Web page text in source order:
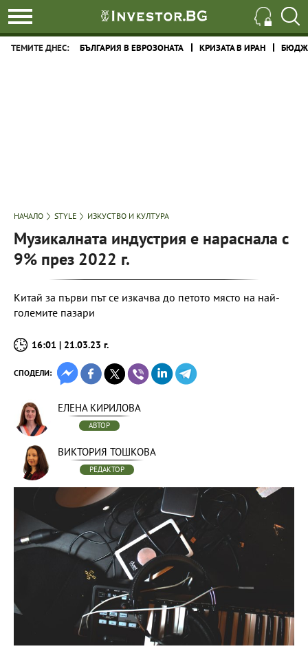
ТЕМИТЕ ДНЕС: БЪЛГАРИЯ В ЕВРОЗОНАТА КРИЗАТА В ИРАН
НАЧАЛО STYLE ИЗКУСТВО И КУЛТУРА
Музикалната индустрия е нараснала с
9% през 2022 г.
Китай за първи път се изкачва до петото място на най-
големите пазари
16:01 | 21.03.23 г.
СПОДЕЛИ:
ЕЛЕНА КИРИЛОВА
АВТОР
ВИКТОРИЯ ТОШКОВА
РЕДАКТОР